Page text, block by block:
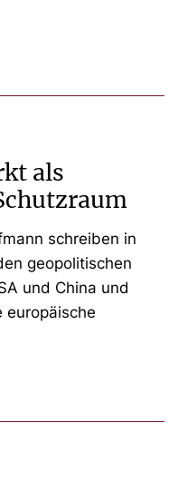
als
schreiben in
geopolitischen
und China und
europäische